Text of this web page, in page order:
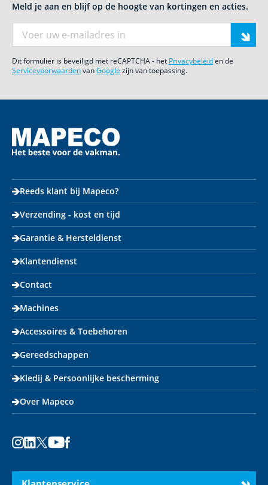
Meld je aan en blijf op de hoogte van kortingen en acties.
Dit formulier is beveiligd met reCAPTCHA - het Privacybeleiden de
ServicevoorwaardenvanGoogle zijn van toepassing.
Reeds klant bij Mapeco?
Verzending - kost en tijd
Garantie & Hersteldienst
Klantendienst
Contact
Machines
Accessoires & Toebehoren
Gereedschappen
Kledij & Persoonlijke bescherming
Over Mapeco